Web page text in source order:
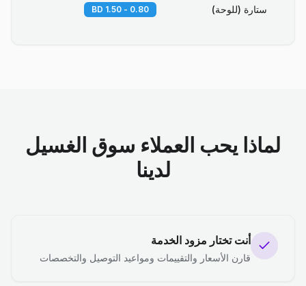
ستارة (للوحة) 0.80 - 1.50 BD
لماذا يحب العملاء سوق الغسيل
لدينا
أنت تختار مزود الخدمة
قارن الأسعار والتقييمات ومواعيد التوصيل والتخصصات